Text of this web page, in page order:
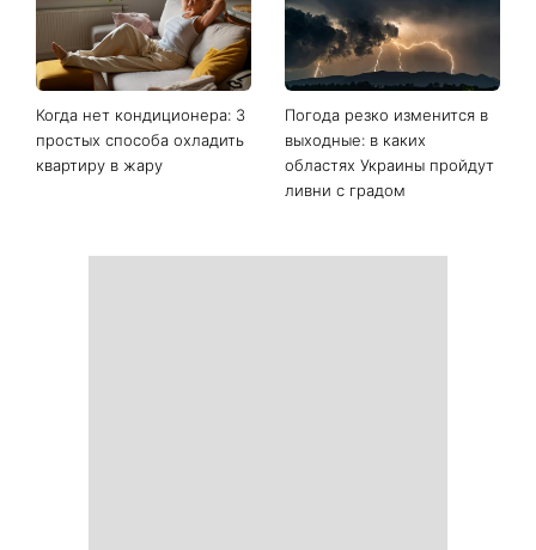
Последние новости